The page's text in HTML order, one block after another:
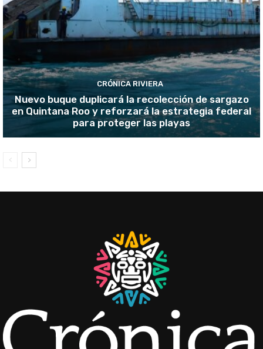
CRÓNICA RIVIERA
Nuevo buque duplicará la recolección de sargazo
en Quintana Roo y reforzará la estrategia federal
para proteger las playas